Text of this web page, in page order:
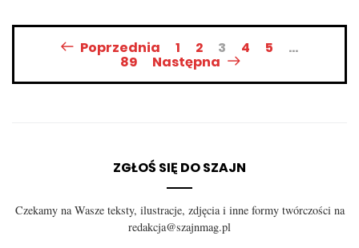
Nawigacja
Poprzednia 1 2 3 4 5 …
89 Następna
ZGŁOŚ SIĘ DO SZAJN
Czekamy na Wasze teksty, ilustracje, zdjęcia i inne formy twórczości na
redakcja@szajnmag.pl